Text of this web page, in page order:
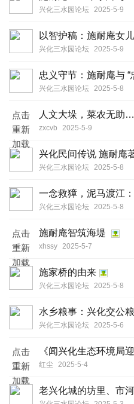
兴化三水园论坛 2025-5-9
以智护稿：施耐庵女
兴化三水园论坛 2025-5-9
忠义守节：施耐庵与
兴化三水园论坛 2025-5-8
点击
重新
加载
人文大垛，菜农无助
zxcvb 2025-5-9
兴化民间传说 施耐庵
兴化三水园论坛 2025-5-8
一念救獐，泥马渡江
兴化三水园论坛 2025-5-8
点击
重新
加载
施耐庵智筑海堤​ ​
xhssy 2025-5-7
施家桥的由来​
兴化三水园论坛 2025-5-8
水乡粮事：兴化交公
兴化三水园论坛 2025-5-6
点击
重新
加载
《闻兴化生态环境局
红尘 2025-5-4
老兴化城的坊里、市